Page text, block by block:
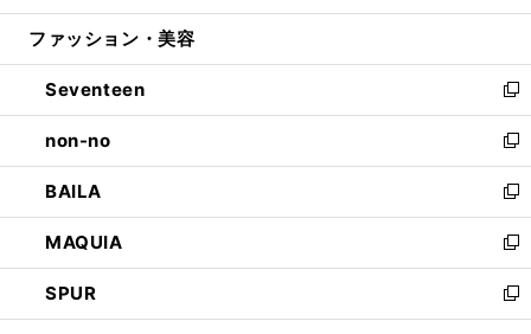
開
ウ
開
く
ン
ウ
で
開
く
ウ
ン
ド
ウ
で
開
く
ファッション・美容
Seventeen
新
し
い
ウ
ィ
ン
ド
ウ
で
開
non-no
新
し
い
ウ
ィ
ン
ド
ウ
BAILA
新
し
い
ウ
ィ
ン
MAQUIA
新
し
い
ウ
SPUR
新
し